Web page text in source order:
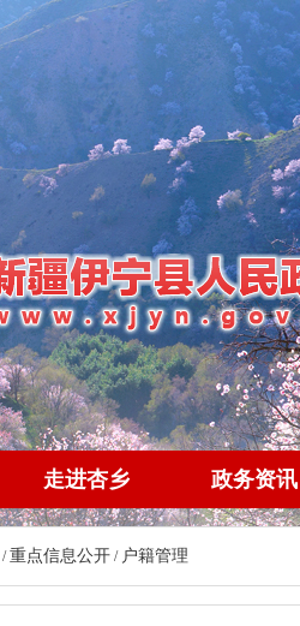
走进杏乡 政务资讯
/重点信息公开 / 户籍管理